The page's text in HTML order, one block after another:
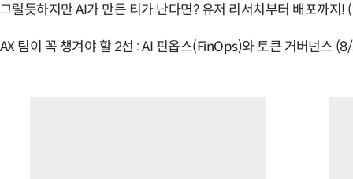
그럴듯하지만 AI가 만든 티가 난다면? 유저 리서치부터 배포까지!
AX 팀이 꼭 챙겨야 할 2선 : AI 핀옵스(FinOps)와 토큰 거버넌스